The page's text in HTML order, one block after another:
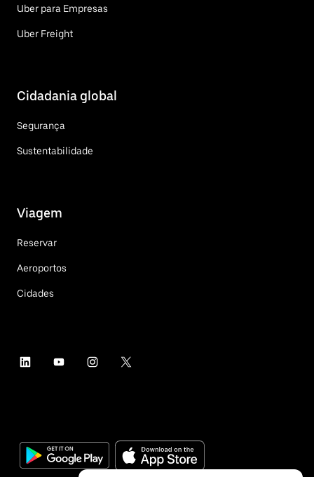
Uber para Empresas
Uber Freight
Cidadania global
Segurança
Sustentabilidade
Viagem
Reservar
Aeroportos
Cidades